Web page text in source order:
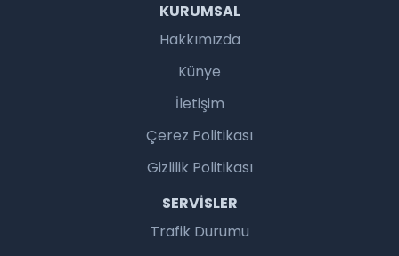
KURUMSAL
Hakkımızda
Künye
İletişim
Çerez Politikası
Gizlilik Politikası
SERVISLER
Trafik Durumu